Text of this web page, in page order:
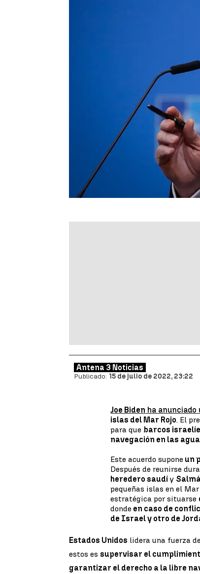
Antena 3 Noticias
Publicado: 15 de julio de 2022, 23:22
Joe Biden ha
islas del Mar Rojo. El
para que barcos
navegación en las
Este acuerdo supone un
Después de reunirse
heredero saudíy
pequeñas islas en el Mar
estratégica por situarse
donde en caso de
de Israel y otro de
Estados Unidos lidera una fuerza
estos es supervisar el
garantizar el derecho a la libre